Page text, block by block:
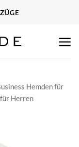
Hemden für
Herren